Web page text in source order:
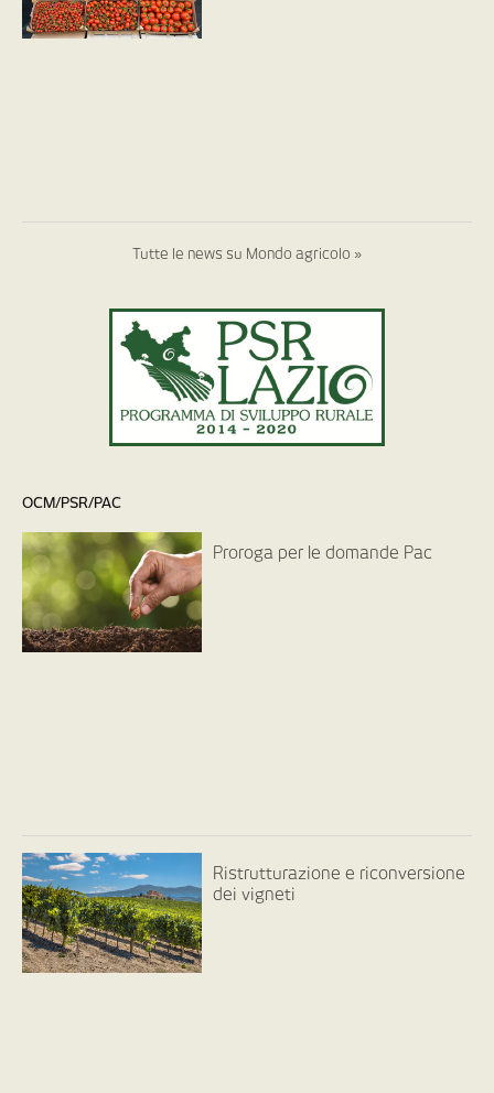
Tutte le news su Mondo agricolo »
OCM/PSR/PAC
Proroga per le domande Pac
Ristrutturazione e riconversione
dei vigneti